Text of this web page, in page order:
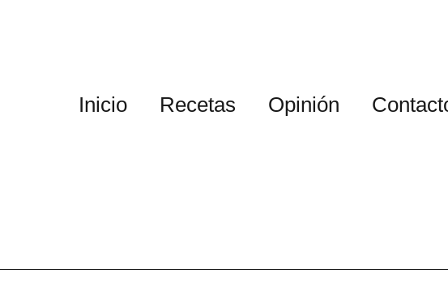
Inicio Recetas Opinión